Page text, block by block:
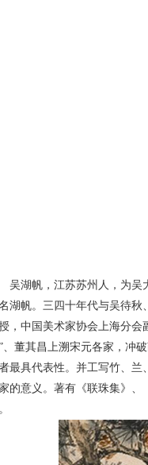
吴湖帆，江苏苏州人，为吴
湖帆。三四十年代与吴待秋
，中国美术家协会上海分会
、董其昌上溯宋元各家，冲
最具代表性。并工写竹、兰
的意义。著有《联珠集》、